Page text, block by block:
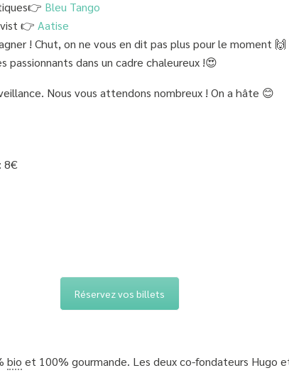
Bleu Tango
👉Aatise
! Chut, on ne vous en dit pas plus pour le moment 🙌
dans un cadre chaleureux !😍
Nous vous attendons nombreux ! On a hâte 😊
8€
Réservez vos billets
bio et 100% gourmande. Les deux co-fondateurs Hugo